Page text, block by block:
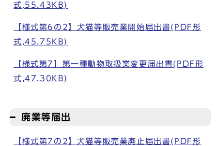
式,55.43KB)
【様式第6の2】犬猫等販売業開始届出書(PDF形
式,45.75KB)
【様式第7】第一種動物取扱業変更届出書(PDF形
式,47.30KB)
廃業等届出
【様式第7の2】犬猫等販売業廃止届出書(PDF形